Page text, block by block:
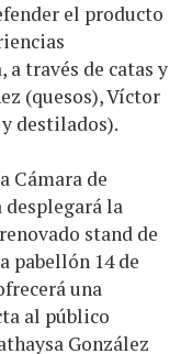
el producto
través de catas y
(quesos), Víctor
destilados).
Cámara de
desplegará la
stand de
pabellón 14 de
una
al público
González